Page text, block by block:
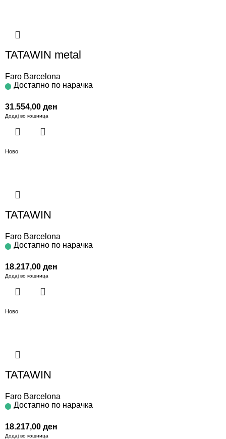
TATAWIN metal
Faro Barcelona
Достапно по нарачка
31.554,00 ден
Додај во кошница
Ново
TATAWIN
Faro Barcelona
Достапно по нарачка
18.217,00 ден
Додај во кошница
Ново
TATAWIN
Faro Barcelona
Достапно по нарачка
18.217,00 ден
Додај во кошница